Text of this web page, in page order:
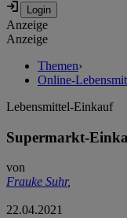
Anzeige
Anzeige
Themen›
Online-
Lebensmittel-Einkauf
Supermarkt-
von
Frauke Suhr,
22.04.2021